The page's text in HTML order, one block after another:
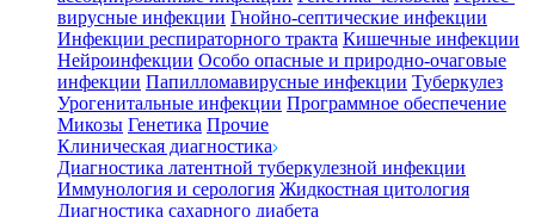
вирусные инфекции Гнойно-септические инфекции
Инфекции респираторного тракта Кишечные инфекции
Нейроинфекции Особо опасные и природно-очаговые
инфекции Папилломавирусные инфекции Туберкулез
Урогенитальные инфекции Программное обеспечение
Микозы Генетика Прочие
Клиническая диагностика
Диагностика латентной туберкулезной инфекции
Иммунология и серология Жидкостная цитология
Диагностика сахарного диабета